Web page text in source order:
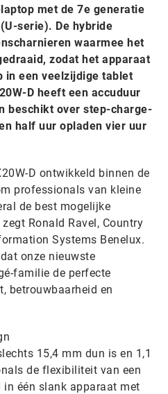
met de 7e generatie
serie). De hybride
waarmee het
zodat het apparaat
in een veelzijdige tablet
D heeft een accuduur
beschikt over step-charge-
half uur opladen vier uur
D ontwikkeld binnen de
professionals van kleine
de best mogelijke
Ronald Ravel, Country
Systems Benelux.
onze nieuwste
familie de perfecte
betrouwbaarheid en
15,4 mm dun is en 1,1
de flexibiliteit van een
één slank apparaat met